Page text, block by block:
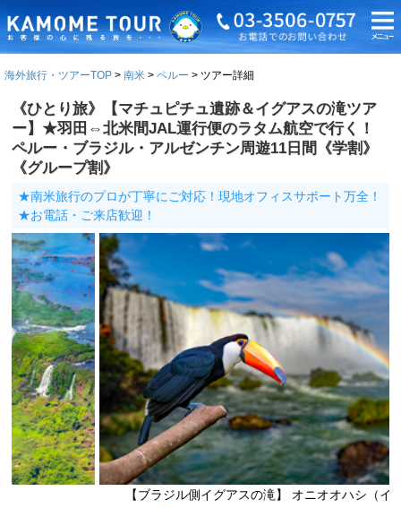
海外旅行・ツアーTOP 南米 ペルー ツアー詳細
《ひとり旅》【マチュピチュ遺跡＆イグアスの滝ツア
ー】★羽田⇔北米間JAL運行便のラタム航空で行く！
ペルー・ブラジル・アルゼンチン周遊11日間《学割》
《グループ割》
★南米旅行のプロが丁寧にご対応！現地オフィスサポート万全！
★お電話・ご来店歓迎！
【ブラジル側イグアスの滝】 オニオオハシ（イメージ）